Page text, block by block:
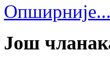
Опширније...
Још